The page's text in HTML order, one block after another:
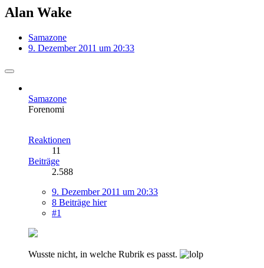
Alan Wake
Samazone
9. Dezember 2011 um 20:33
Samazone
Forenomi
Reaktionen
11
Beiträge
2.588
9. Dezember 2011 um 20:33
8 Beiträge hier
#1
Wusste nicht, in welche Rubrik es passt.